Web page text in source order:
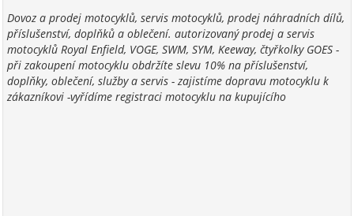
Dovoz a prodej motocyklů, servis motocyklů, prodej náhradních dílů,
příslušenství, doplňků a oblečení. autorizovaný prodej a servis
motocyklů Royal Enfield, VOGE, SWM, SYM, Keeway, čtyřkolky GOES -
při zakoupení motocyklu obdržíte slevu 10% na příslušenství,
doplňky, oblečení, služby a servis - zajistíme dopravu motocyklu k
zákazníkovi -vyřídíme registraci motocyklu na kupujícího